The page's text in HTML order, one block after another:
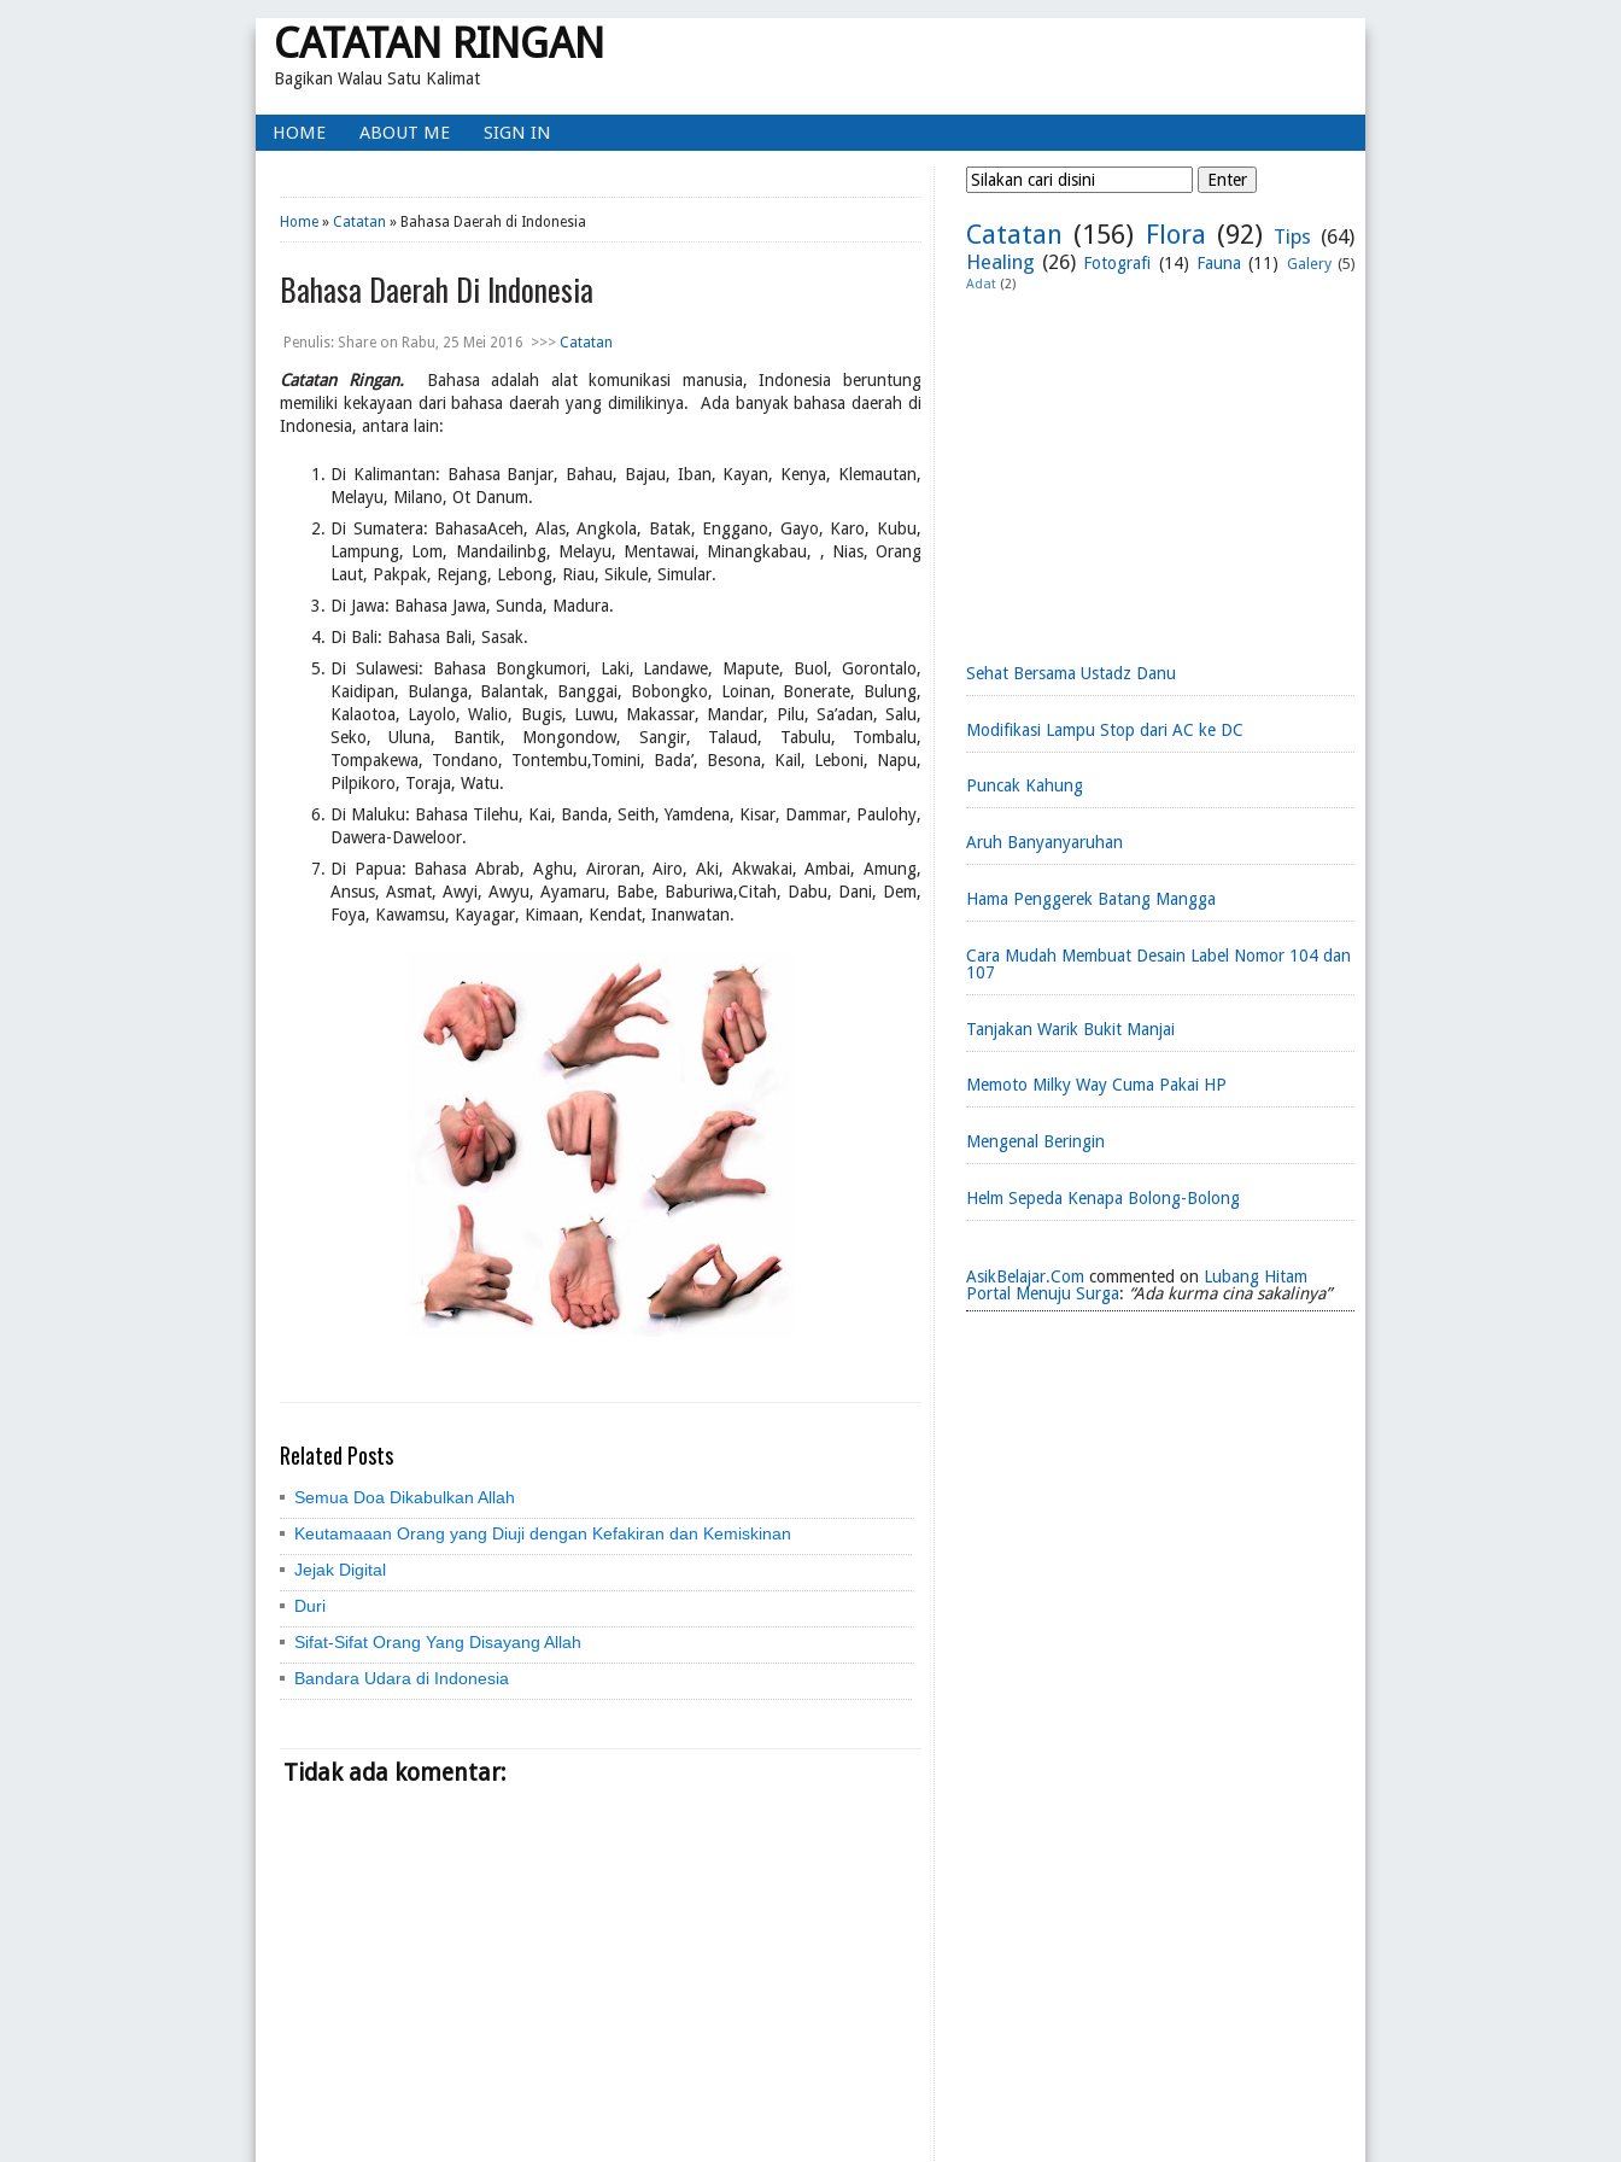
CATATAN RINGAN
Bagikan Walau Satu Kalimat
HOME ABOUT ME SIGN IN
Home » Catatan » Bahasa Daerah di Indonesia
Bahasa Daerah Di Indonesia
Penulis: Share on Rabu, 25 Mei 2016 >>> Catatan
Catatan Ringan. Bahasa adalah alat komunikasi manusia, Indonesia beruntung
memiliki kekayaan dari bahasa daerah yang dimilikinya. Ada banyak bahasa daerah di
Indonesia, antara lain:
Di Kalimantan: Bahasa Banjar, Bahau, Bajau, Iban, Kayan, Kenya, Klemautan,
Melayu, Milano, Ot Danum.
Di Sumatera: BahasaAceh, Alas, Angkola, Batak, Enggano, Gayo, Karo, Kubu,
Lampung, Lom, Mandailinbg, Melayu, Mentawai, Minangkabau, , Nias, Orang
Laut, Pakpak, Rejang, Lebong, Riau, Sikule, Simular.
Di Jawa: Bahasa Jawa, Sunda, Madura.
Di Bali: Bahasa Bali, Sasak.
Di Sulawesi: Bahasa Bongkumori, Laki, Landawe, Mapute, Buol, Gorontalo,
Kaidipan, Bulanga, Balantak, Banggai, Bobongko, Loinan, Bonerate, Bulung,
Kalaotoa, Layolo, Walio, Bugis, Luwu, Makassar, Mandar, Pilu, Sa’adan, Salu,
Seko, Uluna, Bantik, Mongondow, Sangir, Talaud, Tabulu, Tombalu,
Tompakewa, Tondano, Tontembu,Tomini, Bada’, Besona, Kail, Leboni, Napu,
Pilpikoro, Toraja, Watu.
Di Maluku: Bahasa Tilehu, Kai, Banda, Seith, Yamdena, Kisar, Dammar, Paulohy,
Dawera-Daweloor.
Di Papua: Bahasa Abrab, Aghu, Airoran, Airo, Aki, Akwakai, Ambai, Amung,
Ansus, Asmat, Awyi, Awyu, Ayamaru, Babe, Baburiwa,Citah, Dabu, Dani, Dem,
Foya, Kawamsu, Kayagar, Kimaan, Kendat, Inanwatan.
Related Posts
Semua Doa Dikabulkan Allah
Keutamaaan Orang yang Diuji dengan Kefakiran dan Kemiskinan
Jejak Digital
Duri
Sifat-Sifat Orang Yang Disayang Allah
Bandara Udara di Indonesia
Tidak ada komentar:
Catatan (156) Flora (92) Tips (64)
Healing (26) Fotografi (14) Fauna (11) Galery (5)
Adat (2)
Sehat Bersama Ustadz Danu
Modifikasi Lampu Stop dari AC ke DC
Puncak Kahung
Aruh Banyanyaruhan
Hama Penggerek Batang Mangga
Cara Mudah Membuat Desain Label Nomor 104 dan
107
Tanjakan Warik Bukit Manjai
Memoto Milky Way Cuma Pakai HP
Mengenal Beringin
Helm Sepeda Kenapa Bolong-Bolong
AsikBelajar.Com commented on Lubang Hitam
Portal Menuju Surga: “Ada kurma cina sakalinya”